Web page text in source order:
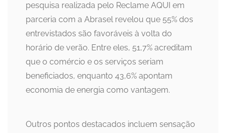
pesquisa realizada pelo Reclame AQUI em
parceria com a Abrasel revelou que 55% dos
entrevistados são favoráveis à volta do
horário de verão. Entre eles, 51,7% acreditam
que o comércio e os serviços seriam
beneficiados, enquanto 43,6% apontam
economia de energia como vantagem.
Outros pontos destacados incluem sensação